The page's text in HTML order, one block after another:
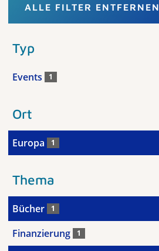
ALLE FILTER ENTFERNEN
Typ
Events 1
Ort
Europa 1
Thema
Bücher 1
Finanzierung 1